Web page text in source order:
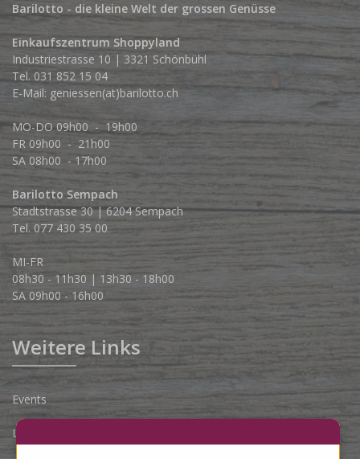
Barilotto - die kleine Welt der grossen Genüsse
Einkaufszentrum Shoppyland
Industriestrasse 10 | 3321 Schönbühl
Tel. 031 852 15 04
E-Mail: geniessen(at)barilotto.ch
MO-DO 09h00 - 19h00
FR 09h00 - 21h00
SA 08h00 - 17h00
Barilotto Sempach
Stadtstrasse 30 | 6204 Sempach
Tel. 077 430 35 00
MI-FR
08h30 - 11h30 | 13h30 - 18h00
SA 09h00 - 16h00
Weitere Links
Events
Lieferbedingungen